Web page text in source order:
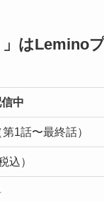
はLemino
中
1話〜最終話）
込）